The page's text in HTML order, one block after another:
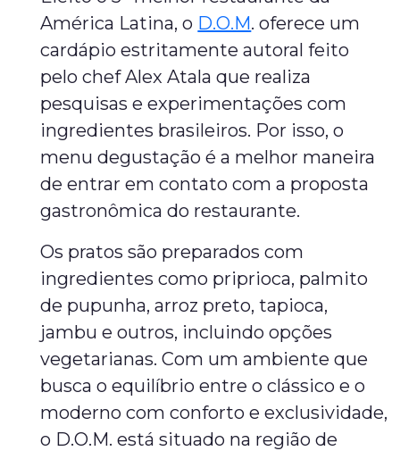
América Latina, o D.O.M. oferece um
cardápio estritamente autoral feito
pelo chef Alex Atala que realiza
pesquisas e experimentações com
ingredientes brasileiros. Por isso, o
menu degustação é a melhor maneira
de entrar em contato com a proposta
gastronômica do restaurante.
Os pratos são preparados com
ingredientes como priprioca, palmito
de pupunha, arroz preto, tapioca,
jambu e outros, incluindo opções
vegetarianas. Com um ambiente que
busca o equilíbrio entre o clássico e o
moderno com conforto e exclusividade,
o D.O.M. está situado na região de